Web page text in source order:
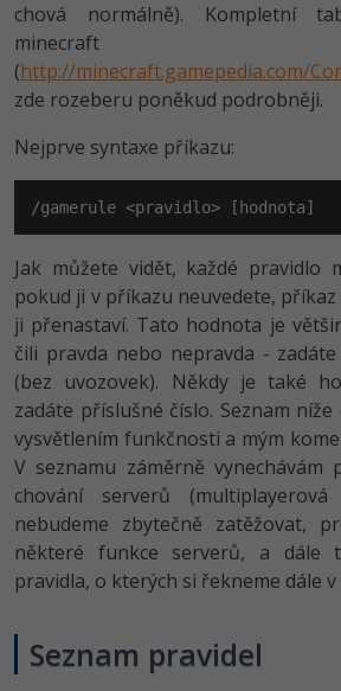
Copywriter
WordPress specialista
SEO specialista
-41%
Umělá inteligence (AI) -10%
Pro děti
Více
Fórum
Kurzy e-commerce
Testování softwaru
Datová analýza
Digitální gramotnost
Marketing -30%
WordPress
SEO -30%
Kurzy designu
HTML/CSS -80%
Photoshop -80%
Adobe Illustrator -80%
-30%
Adobe XD -15%
Příběhy absolventů
Blog
Kariéra
Pro firmy
chová normálně). Kompletní
(http://minecraft.gamepedia.com/
zde rozeberu poněkud podrobněji.
Nejprve syntaxe příkazu:
/gamerule <pravidlo> [hodnota]
Jak můžete vidět, každé pravidlo
pokud ji v příkazu neuvedete,
ji přenastaví. Tato hodnota je
čili pravda nebo nepravda -
(bez uvozovek). Někdy je také
zadáte příslušné číslo. Seznam
vysvětlením funkčnosti a mým
V seznamu záměrně vynechávám
chování serverů
nebudeme zbytečně zatěžovat,
některé funkce serverů, a dále
pravidla, o kterých si řekneme dále
Seznam pravidel